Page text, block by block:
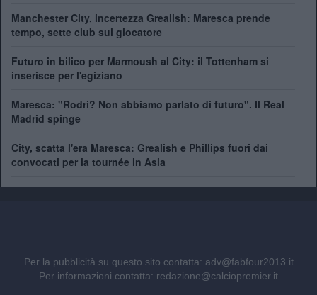
Manchester City, incertezza Grealish: Maresca prende
tempo, sette club sul giocatore
Futuro in bilico per Marmoush al City: il Tottenham si
inserisce per l'egiziano
Maresca: "Rodri? Non abbiamo parlato di futuro". Il Real
Madrid spinge
City, scatta l'era Maresca: Grealish e Phillips fuori dai
convocati per la tournée in Asia
Per la pubblicità su questo sito contatta: adv@fabfour2013.it
Per informazioni contatta: redazione@calciopremier.it